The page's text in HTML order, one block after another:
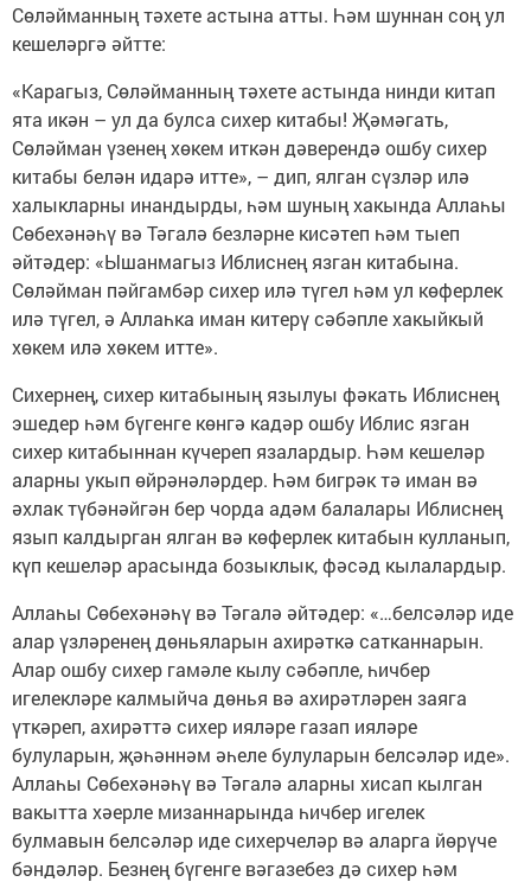
Сөләйманның тәхете астына атты. Һәм шуннан соң ул
кешеләргә әйтте:
«Карагыз, Сөләйманның тәхете астында нинди китап
ята икән – ул да булса сихер китабы! Җәмәгать,
Сөләйман үзенең хөкем иткән дәверендә ошбу сихер
китабы белән идарә итте», – дип, ялган сүзләр илә
халыкларны инандырды, һәм шуның хакында Аллаһы
Сөбехәнәһү вә Тәгалә безләрне кисәтеп һәм тыеп
әйтәдер: «Ышанмагыз Иблиснең язган китабына.
Сөләйман пәйгамбәр сихер илә түгел һәм ул көферлек
илә түгел, ә Аллаһка иман китерү сәбәпле хакыйкый
хөкем илә хөкем итте».
Сихернең, сихер китабының язылуы фәкать Иблиснең
эшедер һәм бүгенге көнгә кадәр ошбу Иблис язган
сихер китабыннан күчереп язалардыр. Һәм кешеләр
аларны укып өйрәнәләрдер. Һәм бигрәк тә иман вә
әхлак түбәнәйгән бер чорда адәм балалары Иблиснең
язып калдырган ялган вә көферлек китабын кулланып,
күп кешеләр арасында бозыклык, фәсәд кылалардыр.
Аллаһы Сөбехәнәһү вә Тәгалә әйтәдер: «…белсәләр иде
алар үзләренең дөньяларын ахирәткә сатканнарын.
Алар ошбу сихер гамәле кылу сәбәпле, һичбер
игелекләре калмыйча дөнья вә ахирәтләрен заяга
үткәреп, ахирәттә сихер ияләре газап ияләре
булуларын, җәһәннәм әһеле булуларын белсәләр иде».
Аллаһы Сөбехәнәһү вә Тәгалә аларны хисап кылган
вакытта хәерле мизаннарында һичбер игелек
булмавын белсәләр иде сихерчеләр вә аларга йөрүче
бәндәләр. Безнең бүгенге вәгазебез дә сихер һәм